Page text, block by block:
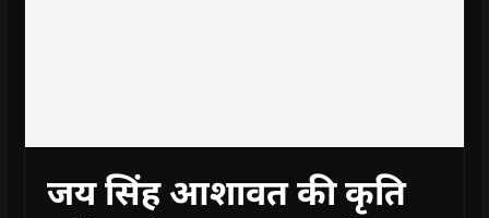
जय सिंह आशावत की कृति